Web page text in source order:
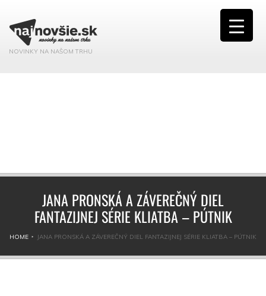
NOVINKY NA NAŠOM TRHU
JANA PRONSKÁ A ZÁVEREČNÝ DIEL
FANTAZIJNEJ SÉRIE KLIATBA – PÚTNIK
HOME JANA PRONSKÁ A ZÁVEREČNÝ DIEL FANTAZIJNEJ SÉRIE KLIATBA – PÚTNIK